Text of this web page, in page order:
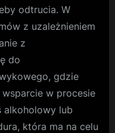
odtrucia. W
z uzależnieniem
z
do
gdzie
wsparcie w procesie
alkoholowy lub
która ma na celu